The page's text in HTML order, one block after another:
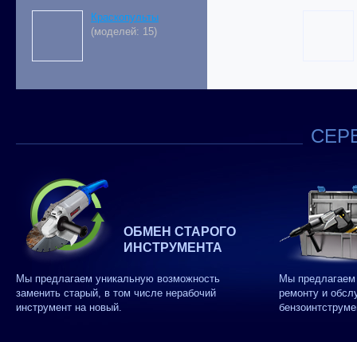
Краскопульты
(моделей: 15)
ОБМЕН СТАРОГО
ИНСТРУМЕНТА
Мы предлагаем уникальную возможность
заменить старый, в том числе нерабочий
инструмент на новый.
Мы
ремонту и